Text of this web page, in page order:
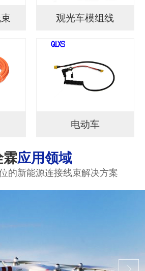
观光车模组线
电动车
霖应用领域
的新能源连接线束解决方案